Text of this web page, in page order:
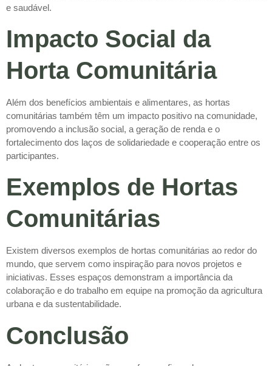
e saudável.
Impacto Social da
Horta Comunitária
Além dos benefícios ambientais e alimentares, as hortas
comunitárias também têm um impacto positivo na comunidade,
promovendo a inclusão social, a geração de renda e o
fortalecimento dos laços de solidariedade e cooperação entre os
participantes.
Exemplos de Hortas
Comunitárias
Existem diversos exemplos de hortas comunitárias ao redor do
mundo, que servem como inspiração para novos projetos e
iniciativas. Esses espaços demonstram a importância da
colaboração e do trabalho em equipe na promoção da agricultura
urbana e da sustentabilidade.
Conclusão